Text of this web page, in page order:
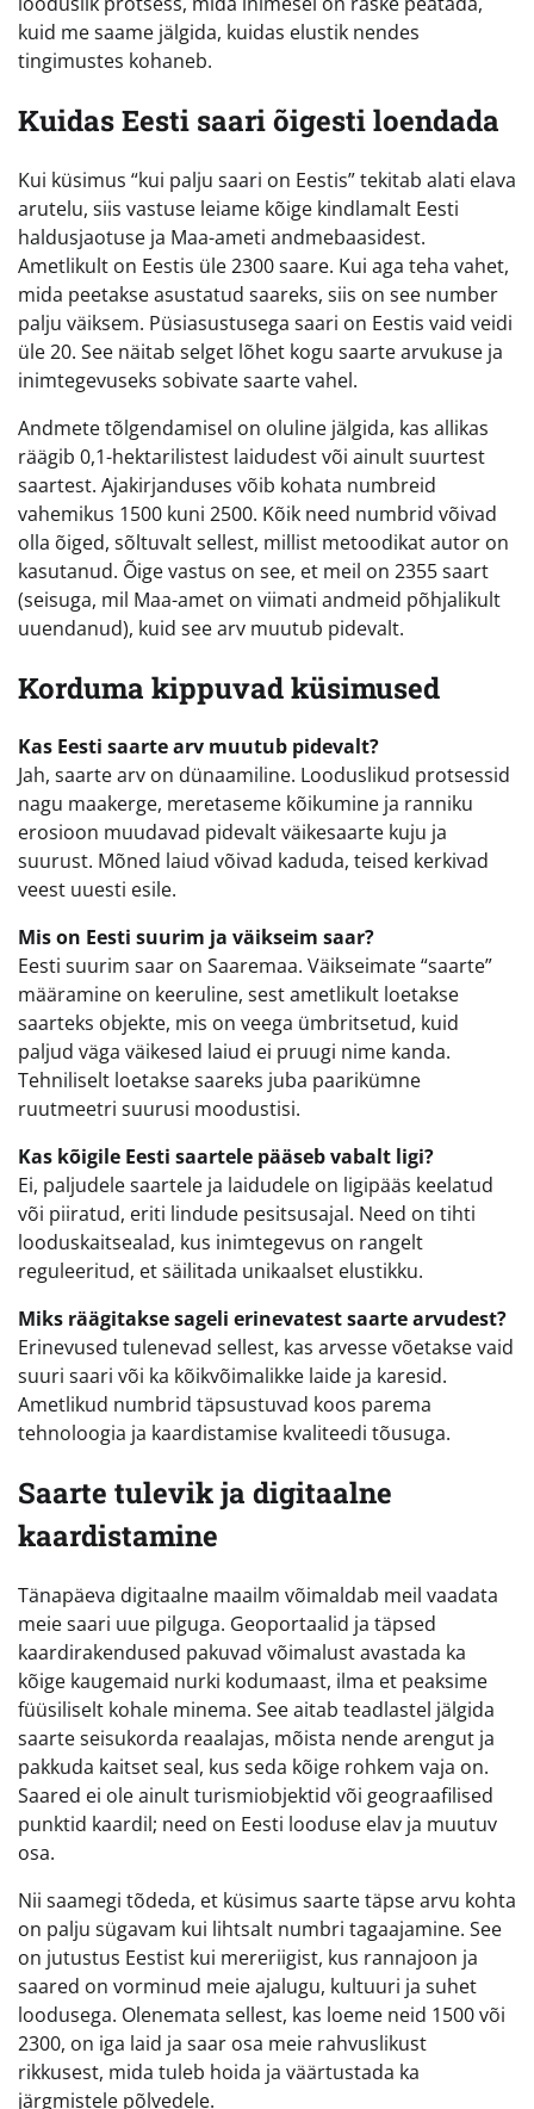
kuid me saame jälgida, kuidas elustik nendes
tingimustes kohaneb.
Kuidas Eesti saari õigesti loendada
Kui küsimus “kui palju saari on Eestis” tekitab alati elava
arutelu, siis vastuse leiame kõige kindlamalt Eesti
haldusjaotuse ja Maa-ameti andmebaasidest.
Ametlikult on Eestis üle 2300 saare. Kui aga teha vahet,
mida peetakse asustatud saareks, siis on see number
palju väiksem. Püsiasustusega saari on Eestis vaid veidi
üle 20. See näitab selget lõhet kogu saarte arvukuse ja
inimtegevuseks sobivate saarte vahel.
Andmete tõlgendamisel on oluline jälgida, kas allikas
räägib 0,1-hektarilistest laidudest või ainult suurtest
saartest. Ajakirjanduses võib kohata numbreid
vahemikus 1500 kuni 2500. Kõik need numbrid võivad
olla õiged, sõltuvalt sellest, millist metoodikat autor on
kasutanud. Õige vastus on see, et meil on 2355 saart
(seisuga, mil Maa-amet on viimati andmeid põhjalikult
uuendanud), kuid see arv muutub pidevalt.
Korduma kippuvad küsimused
Kas Eesti saarte arv muutub pidevalt?
Jah, saarte arv on dünaamiline. Looduslikud protsessid
nagu maakerge, meretaseme kõikumine ja ranniku
erosioon muudavad pidevalt väikesaarte kuju ja
suurust. Mõned laiud võivad kaduda, teised kerkivad
veest uuesti esile.
Mis on Eesti suurim ja väikseim saar?
Eesti suurim saar on Saaremaa. Väikseimate “saarte”
määramine on keeruline, sest ametlikult loetakse
saarteks objekte, mis on veega ümbritsetud, kuid
paljud väga väikesed laiud ei pruugi nime kanda.
Tehniliselt loetakse saareks juba paarikümne
ruutmeetri suurusi moodustisi.
Kas kõigile Eesti saartele pääseb vabalt ligi?
Ei, paljudele saartele ja laidudele on ligipääs keelatud
või piiratud, eriti lindude pesitsusajal. Need on tihti
looduskaitsealad, kus inimtegevus on rangelt
reguleeritud, et säilitada unikaalset elustikku.
Miks räägitakse sageli erinevatest saarte arvudest?
Erinevused tulenevad sellest, kas arvesse võetakse vaid
suuri saari või ka kõikvõimalikke laide ja karesid.
Ametlikud numbrid täpsustuvad koos parema
tehnoloogia ja kaardistamise kvaliteedi tõusuga.
Saarte tulevik ja digitaalne
kaardistamine
Tänapäeva digitaalne maailm võimaldab meil vaadata
meie saari uue pilguga. Geoportaalid ja täpsed
kaardirakendused pakuvad võimalust avastada ka
kõige kaugemaid nurki kodumaast, ilma et peaksime
füüsiliselt kohale minema. See aitab teadlastel jälgida
saarte seisukorda reaalajas, mõista nende arengut ja
pakkuda kaitset seal, kus seda kõige rohkem vaja on.
Saared ei ole ainult turismiobjektid või geograafilised
punktid kaardil; need on Eesti looduse elav ja muutuv
osa.
Nii saamegi tõdeda, et küsimus saarte täpse arvu kohta
on palju sügavam kui lihtsalt numbri tagaajamine. See
on jutustus Eestist kui mereriigist, kus rannajoon ja
saared on vorminud meie ajalugu, kultuuri ja suhet
loodusega. Olenemata sellest, kas loeme neid 1500 või
2300, on iga laid ja saar osa meie rahvuslikust
rikkusest, mida tuleb hoida ja väärtustada ka
järgmistele põlvedele.